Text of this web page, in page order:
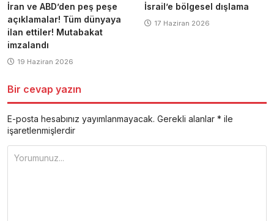
İran ve ABD’den peş peşe
açıklamalar! Tüm dünyaya
ilan ettiler! Mutabakat
imzalandı
19 Haziran 2026
İsrail’e bölgesel dışlama
17 Haziran 2026
Bir cevap yazın
E-posta hesabınız yayımlanmayacak. Gerekli alanlar * ile
işaretlenmişlerdir